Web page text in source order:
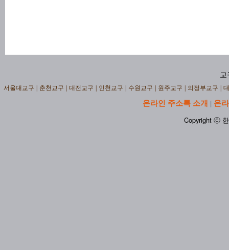
교
서울대교구 춘천교구 대전교구 인천교구 수원교구 원주교구 의정부교구
온라인 주소록 소개 | 온
Copyright ⓒ